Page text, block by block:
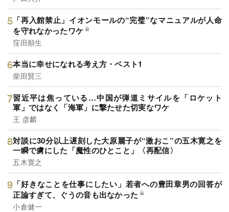
「再入館禁止」イオンモールの“完璧”なマニュアルが人命
を守れなかったワケ
窪田順生
本当に幸せになれる考え方・ベスト1
柴田賢三
習近平は焦っている…中国が弾道ミサイルを「ロケット
軍」ではなく「海軍」に撃たせた切実なワケ
王 彦麟
対談に30分以上遅刻した大原麗子が“激おこ”の五木寛之を
一瞬で虜にした「魔性のひとこと」〈再配信〉
五木寛之
「好きなことを仕事にしたい」若者への豊田章男の回答が
正論すぎて、ぐうの音も出なかった
小倉健一